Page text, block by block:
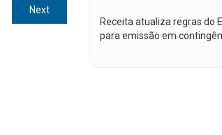
NextNext
post:
Receita atualiza regras do
para emissão em